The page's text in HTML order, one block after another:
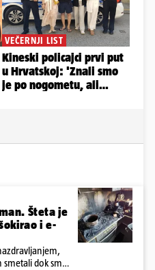
Šteta je
i e-
smetali dok smo